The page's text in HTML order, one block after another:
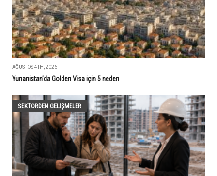
AĞUSTOS 4TH, 2026
Yunanistan’da Golden Visa için 5 neden
SEKTÖRDEN GELIŞMELER